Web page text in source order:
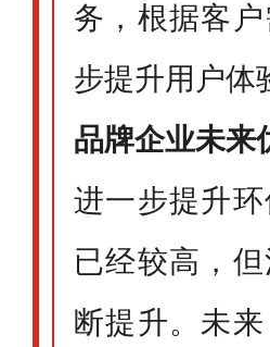
务，根据客
步提升用户体
品牌企业未来
进一步提升
已经较高，
断提升。未